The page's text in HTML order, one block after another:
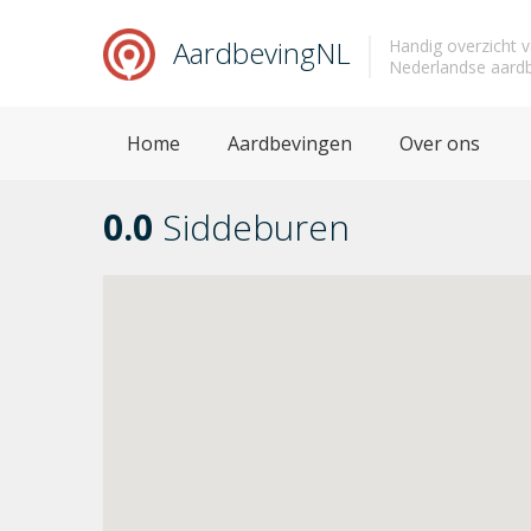
AardbevingNL
Handig overzicht
Nederlandse
Home Aardbevingen Over ons
0.0 Siddeburen